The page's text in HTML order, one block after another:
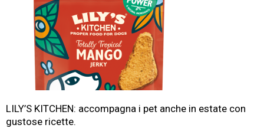
LILY’S KITCHEN: accompagna i pet anche in estate con
gustose ricette.